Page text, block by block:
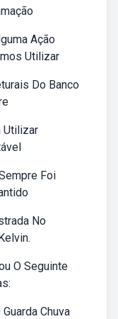
Ação
Utilizar
Do Banco
Utilizar
Foi
No
O Seguinte
Chuva